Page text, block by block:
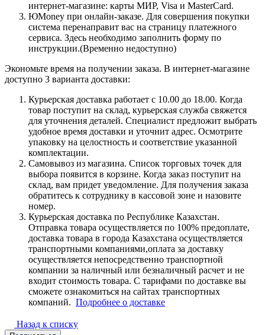
интернет-магазине: карты МИР, Visa и MasterCard.
ЮMoney при онлайн-заказе. Для совершения покупки
система перенаправит вас на страницу платежного
сервиса. Здесь необходимо заполнить форму по
инструкции.(Временно недоступно)
Экономьте время на получении заказа. В интернет-магазине
доступно 3 варианта доставки:
Курьерская доставка работает с 10.00 до 18.00. Когда
товар поступит на склад, курьерская служба свяжется
для уточнения деталей. Специалист предложит выбрать
удобное время доставки и уточнит адрес. Осмотрите
упаковку на целостность и соответствие указанной
комплектации.
Самовывоз из магазина. Список торговых точек для
выбора появится в корзине. Когда заказ поступит на
склад, вам придет уведомление. Для получения заказа
обратитесь к сотруднику в кассовой зоне и назовите
номер.
Курьерская доставка по Республике Казахстан.
Отправка товара осуществляется по 100% предоплате,
доставка товара в города Казахстана осуществляется
транспортными компаниями,оплата за доставку
осуществляется непосредственно транспортной
компании за наличный или безналичный расчет и не
входит стоимость товара. С тарифами по доставке вы
сможете ознакомиться на сайтах транспортных
компаний. Подробнее о доставке
Назад к списку